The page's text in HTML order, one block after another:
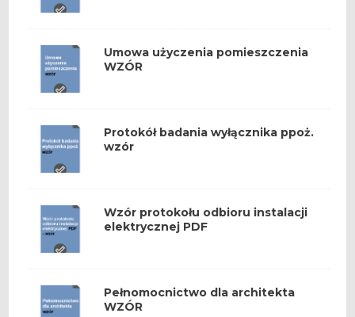
Umowa użyczenia pomieszczenia
WZÓR
Protokół badania wyłącznika ppoż.
wzór
Wzór protokołu odbioru instalacji
elektrycznej PDF
Pełnomocnictwo dla architekta
WZÓR